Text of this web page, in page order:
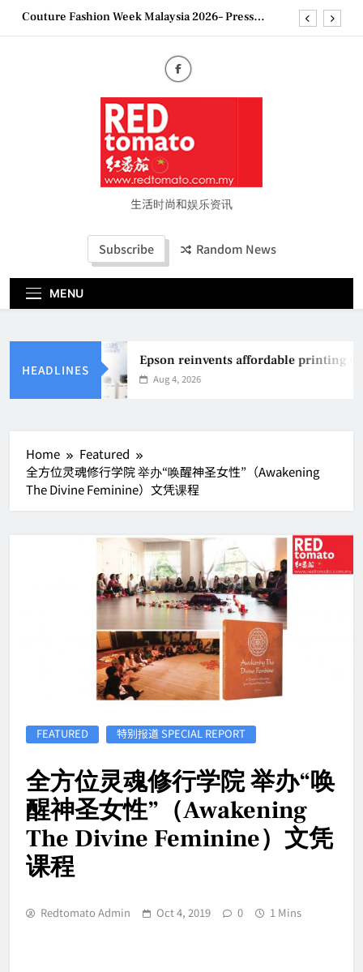
SkipCouture Fashion Week Malaysia 2026– Press
妈妈提供分享剖腹产复原历程的空间
2026 全国房地产大奖创历史纪录 见证马来西亚房
地产经纪行业蓬勃发展
Epson reinvents affordable printing with next-
generation EcoTank Series
Couture Fashion Week Malaysia 2026– Press
“See Her Heal – 1,000 Untold Stories” 为马来西亚
妈妈提供分享剖腹产复原历程的空间
地产经纪行业蓬勃发展
生活时尚和娱乐资讯
Subscribe Random News
MENU
HEADLINES
Epson reinvents affordable printing
Aug 4, 2026
Home
Featured
全方位灵魂修行学院 举办“唤醒神圣女性”（Awakening
The Divine Feminine）文凭课程
FEATURED 特别报道 SPECIAL REPORT
全方位灵魂修行学院 举办“唤
醒神圣女性”（Awakening
The Divine Feminine）文凭
课程
Redtomato Admin Oct 4, 2019 0 1 Mins